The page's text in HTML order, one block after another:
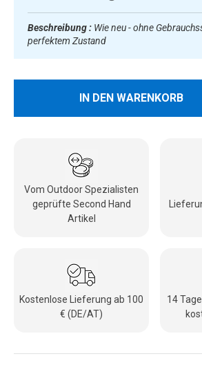
Beschreibung : Wie neu - ohne
perfektem Zustand
IN DEN WARENKORB
Vom Outdoor Spezialisten
geprüfte Second Hand
Artikel
Kostenlose Lieferung ab 100
€ (DE/AT)
14